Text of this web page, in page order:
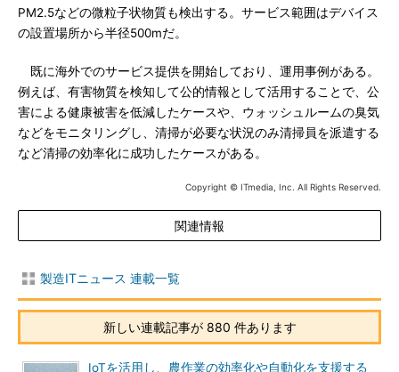
PM2.5などの微粒子状物質も検出する。サービス範囲はデバイス
の設置場所から半径500mだ。
既に海外でのサービス提供を開始しており、運用事例がある。
例えば、有害物質を検知して公的情報として活用することで、公
害による健康被害を低減したケースや、ウォッシュルームの臭気
などをモニタリングし、清掃が必要な状況のみ清掃員を派遣する
など清掃の効率化に成功したケースがある。
Copyright © ITmedia, Inc. All Rights Reserved.
関連情報
製造ITニュース 連載一覧
新しい連載記事が 880 件あります
IoTを活用し、農作業の効率化や自動化を支援する